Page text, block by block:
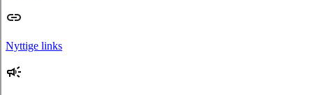
Nyttige links